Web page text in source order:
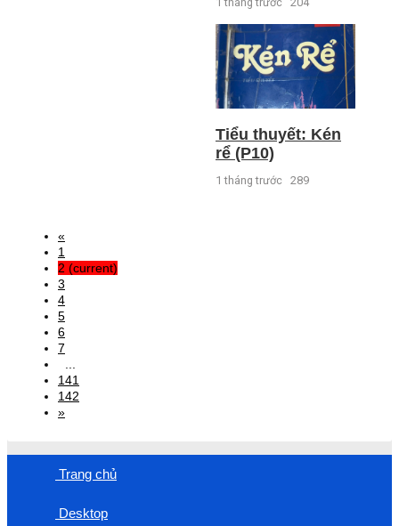
Tiểu thuyết: Kén
rể (P10)
1 tháng trước 289
«
1
2 (current)
3
4
5
6
7
141
142
»
Trang chủ
Desktop